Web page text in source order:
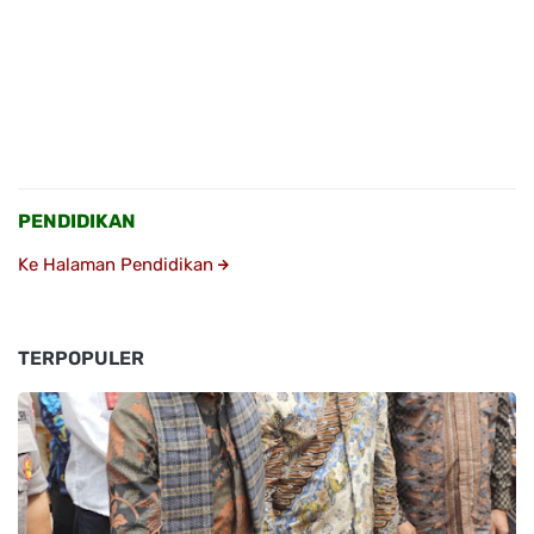
PENDIDIKAN
Ke Halaman Pendidikan
TERPOPULER